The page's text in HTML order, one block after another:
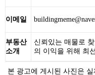
이메일
부동산
소개
신뢰있는 매물로
의 이익을 위해 최
본 광고에 게시된 사진은